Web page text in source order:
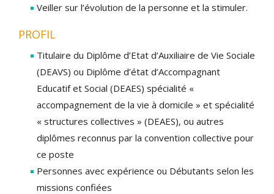
Veiller sur l’évolution de la personne et la stimuler.
PROFIL
Titulaire du Diplôme d’Etat d’Auxiliaire de Vie Sociale
(DEAVS) ou Diplôme d’état d’Accompagnant
Educatif et Social (DEAES) spécialité «
accompagnement de la vie à domicile » et spécialité
« structures collectives » (DEAES), ou autres
diplômes reconnus par la convention collective pour
ce poste
Personnes avec expérience ou Débutants selon les
missions confiées